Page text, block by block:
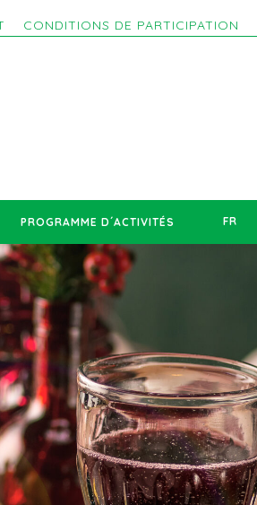
CONDITIONS DE PARTICIPATION
PROGRAMME D´ACTIVITÉS FR